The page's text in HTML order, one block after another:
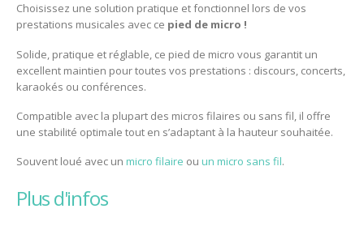
Choisissez une solution pratique et fonctionnel lors de vos
prestations musicales avec ce pied de micro !
Solide, pratique et réglable, ce pied de micro vous garantit un
excellent maintien pour toutes vos prestations : discours, concerts,
karaokés ou conférences.
Compatible avec la plupart des micros filaires ou sans fil, il offre
une stabilité optimale tout en s’adaptant à la hauteur souhaitée.
Souvent loué avec un micro filaire ou un micro sans fil.
plus d'infos